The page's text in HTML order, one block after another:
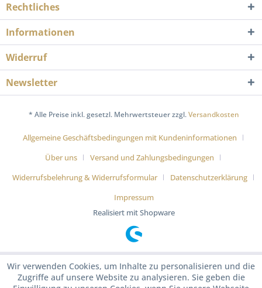
Rechtliches
Informationen
Widerruf
Newsletter
* Alle Preise inkl. gesetzl. Mehrwertsteuer zzgl.Versandkosten
Allgemeine Geschäftsbedingungen mit Kundeninformationen
Über uns
Versand und Zahlungsbedingungen
Widerrufsbelehrung & Widerrufsformular
Datenschutzerklärung
Impressum
Realisiert mit Shopware
Wir verwenden Cookies, um Inhalte zu personalisieren und die
Zugriffe auf unsere Website zu analysieren. Sie geben die